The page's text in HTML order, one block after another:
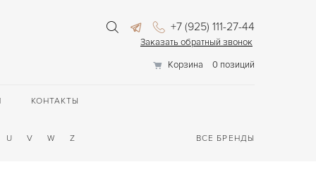
+7 (925) 111-27-44
Заказать обратный звонок
Корзина
0 позиций
КОНТАКТЫ
U V W Z ВСЕ БРЕНДЫ